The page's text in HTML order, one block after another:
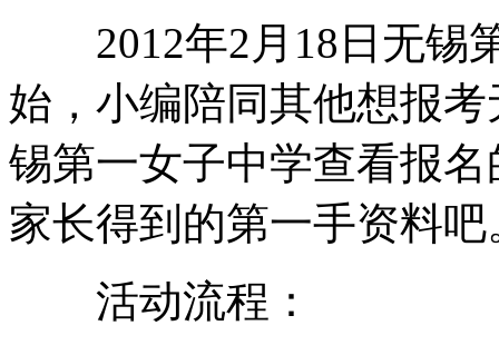
2012年2月18日无锡
始，小编陪同其他想报
锡第一女子中学查看报
家长得到的第一手资料吧
活动流程：